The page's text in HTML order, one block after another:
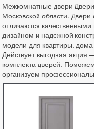
Межкомнатные двери
Московской области.
отличаются
дизайном и надежной
модели для квартиры,
Действует выгодная акция
комплекта дверей.
организуем